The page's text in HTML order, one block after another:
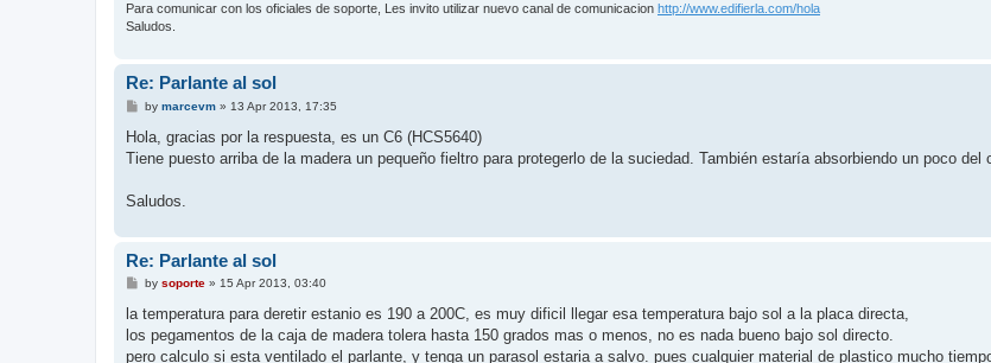
Para comunicar con los oficiales de soporte, Les invito utilizar nuevo canal de comunicacion http://www.edifierla.com/hola
Saludos.
Re: Parlante al sol
P
s
by marcevm» 13 Apr 2013, 17:35
Hola, gracias por la respuesta, es un C6 (HCS5640)
Tiene puesto arriba de la madera un pequeño fieltro para protegerlo de la suciedad. También estaría absorbiendo un poco del
Saludos.
Re: Parlante al sol
P
s
by soporte» 15 Apr 2013, 03:40
la temperatura para deretir estanio es 190 a 200C, es muy dificil llegar esa temperatura bajo sol a la placa directa,
los pegamentos de la caja de madera tolera hasta 150 grados mas o menos, no es nada bueno bajo sol directo.
pero calculo si esta ventilado el parlante, y tenga un parasol estaria a salvo. pues cualquier material de plastico mucho